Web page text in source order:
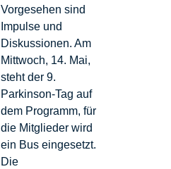
Vorgesehen sind
Impulse und
Diskussionen. Am
Mittwoch, 14. Mai,
steht der 9.
Parkinson-Tag auf
dem Programm, für
die Mitglieder wird
ein Bus eingesetzt.
Die